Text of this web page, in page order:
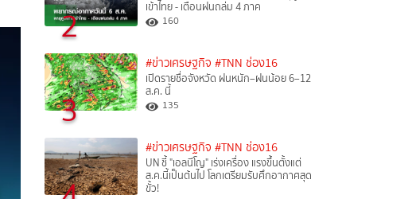
2
เข้าไทย - เตือนฝนถล่ม 4 ภาค
160
3
#ข่าวเศรษฐกิจ #TNN ช่อง16
เปิดรายชื่อจังหวัด ฝนหนัก–ฝนน้อย 6–12
ส.ค. นี้
135
#ข่าวเศรษฐกิจ #TNN ช่อง16
UN ชี้ "เอลนีโญ" เร่งเครื่อง แรงขึ้นตั้งแต่
ส.ค.นี้เป็นต้นไป โลกเตรียมรับศึกอากาศสุด
ขั้ว!